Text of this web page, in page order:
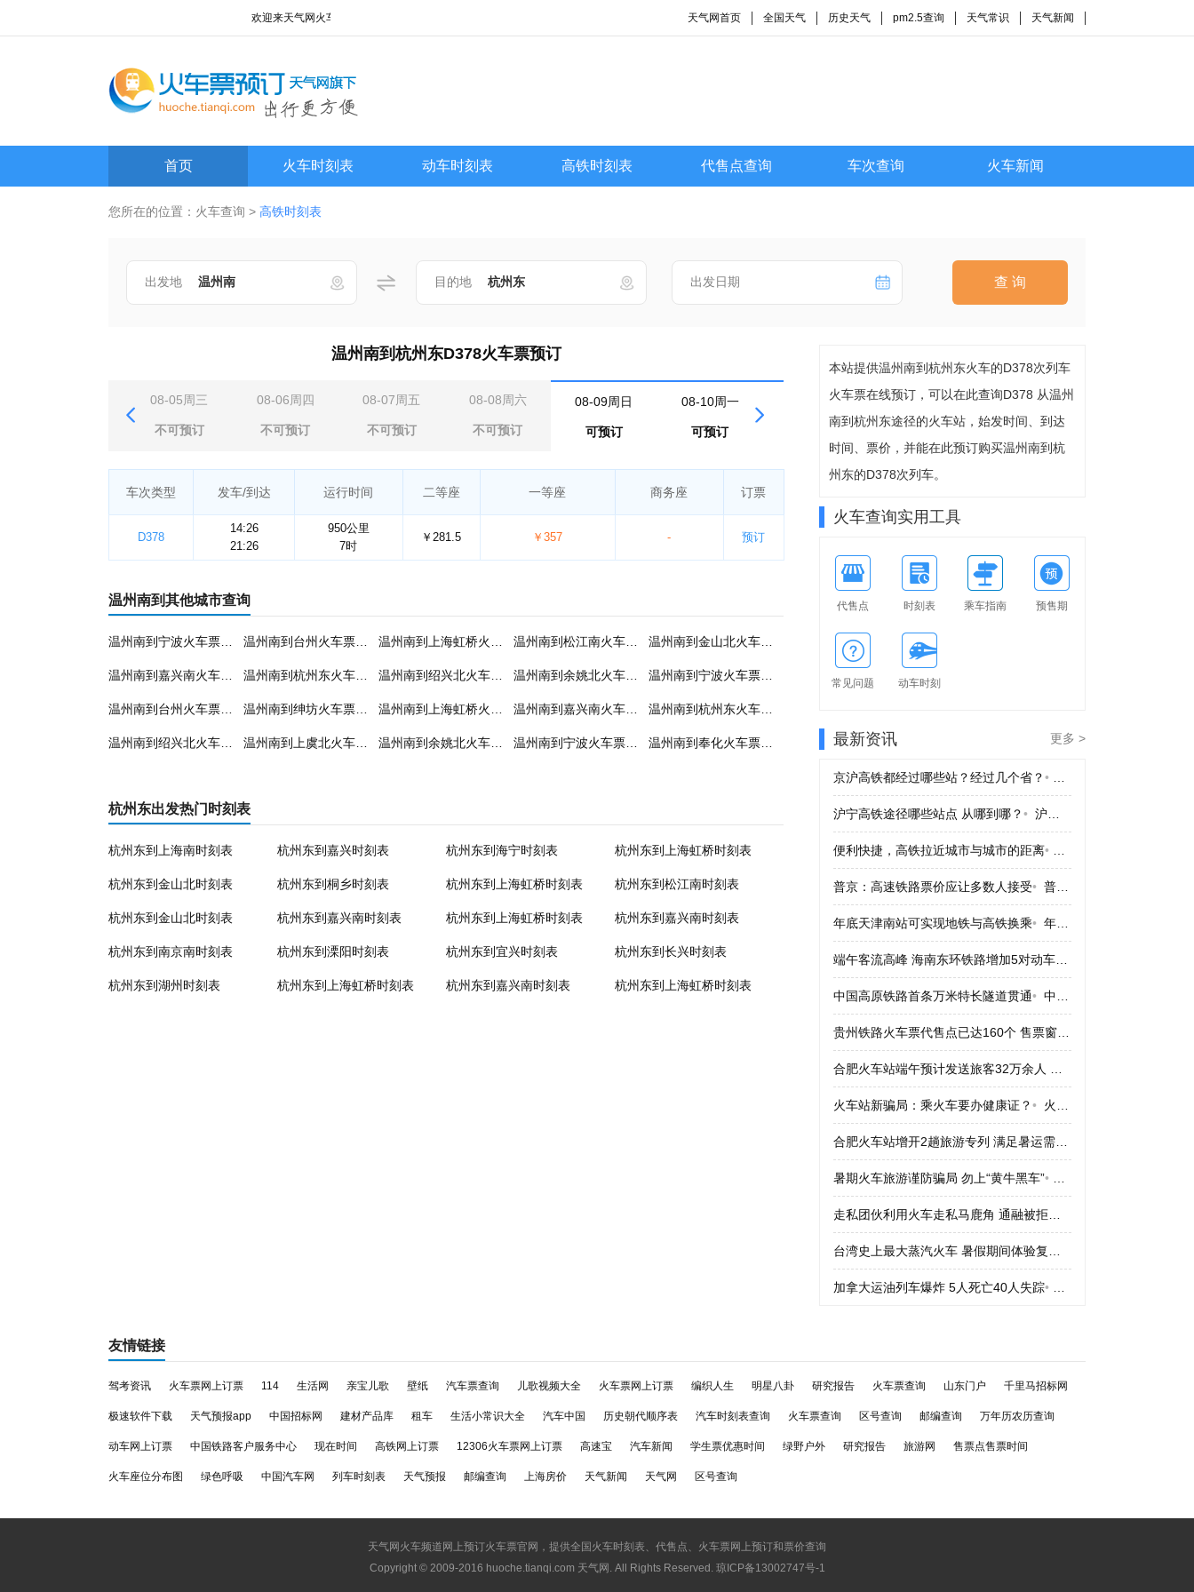
欢迎来天气网火车查询频道! 天气网首页 全国天气 历史天气 pm2.5查询 天气常识 天气新闻
首页 火车时刻表 动车时刻表 高铁时刻表 代售点查询 车次查询 火车新闻
您所在的位置： 火车查询 > 高铁时刻表
出发地 目的地 出发日期 查 询
温州南到杭州东D378火车票预订
08-05周三
不可预订
08-06周四
不可预订
08-07周五
不可预订
08-08周六
不可预订
08-09周日
可预订
08-10周一
可预订
08-11周二
可预订
车次类型 发车/到达 运行时间 二等座 一等座 商务座 订票
D378
14:26
21:26
950公里
7时
￥281.5 ￥357 - 预订
温州南到其他城市查询
杭州东出发热门时刻表
杭州东到上海南时刻表 杭州东到嘉兴时刻表 杭州东到海宁时刻表 杭州东到上海虹桥时刻表
杭州东到金山北时刻表 杭州东到桐乡时刻表 杭州东到上海虹桥时刻表 杭州东到松江南时刻表
杭州东到金山北时刻表 杭州东到嘉兴南时刻表 杭州东到上海虹桥时刻表 杭州东到嘉兴南时刻表
杭州东到南京南时刻表 杭州东到溧阳时刻表 杭州东到宜兴时刻表 杭州东到长兴时刻表
杭州东到湖州时刻表 杭州东到上海虹桥时刻表 杭州东到嘉兴南时刻表 杭州东到上海虹桥时刻表
本站提供温州南到杭州东火车的D378次列车
火车票在线预订，可以在此查询D378 从温州
南到杭州东途径的火车站，始发时间、到达
时间、票价，并能在此预订购买温州南到杭
州东的D378次列车。
火车查询实用工具
代售点 时刻表 乘车指南 预售期
常见问题 动车时刻
最新资讯 更多 >
京沪高铁都经过哪些站？经过几个省？•
沪宁高铁途径哪些站点 从哪到哪？• 沪宁高铁途径哪些站点 从哪到哪？
便利快捷，高铁拉近城市与城市的距离•
普京：高速铁路票价应让多数人接受• 普京：高速铁路票价应让多数人接受
年底天津南站可实现地铁与高铁换乘• 年底天津南站可实现地铁与高铁换乘
中国高原铁路首条万米特长隧道贯通• 中国高原铁路首条万米特长隧道贯通
火车站新骗局：乘火车要办健康证？• 火车站新骗局：乘火车要办健康证？
暑期火车旅游谨防骗局 勿上“黄牛黑车”•
加拿大运油列车爆炸 5人死亡40人失踪•
友情链接
驾考资讯 火车票网上订票 114 生活网 亲宝儿歌 壁纸 汽车票查询 儿歌视频大全 火车票网上订票 编织人生 明星八卦 研究报告 火车票查询 山东门户 千里马招标网
极速软件下载 天气预报app 中国招标网 建材产品库 租车 生活小常识大全 汽车中国 历史朝代顺序表 汽车时刻表查询 火车票查询 区号查询 邮编查询 万年历农历查询
动车网上订票 中国铁路客户服务中心 现在时间 高铁网上订票 12306火车票网上订票 高速宝 汽车新闻 学生票优惠时间 绿野户外 研究报告 旅游网 售票点售票时间
火车座位分布图 绿色呼吸 中国汽车网 列车时刻表 天气预报 邮编查询 上海房价 天气新闻 天气网 区号查询
天气网火车频道网上预订火车票官网，提供全国火车时刻表、代售点、火车票网上预订和票价查询
Copyright © 2009-2016 huoche.tianqi.com 天气网 . All Rights Reserved. 琼ICP备13002747号-1